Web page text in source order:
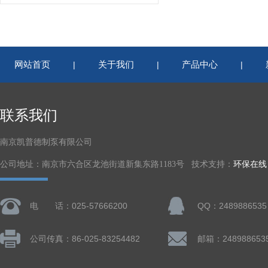
网站首页 | 关于我们 | 产品中心 |
联系我们
南京凯普德制泵有限公司
公司地址：南京市六合区龙池街道新集东路1183号 技术支持： 环保在线
电 话：025-57666200 QQ：2489886535
公司传真：86-025-83254482 邮箱：